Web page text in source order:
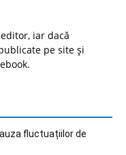
iar dacă
pe site și
fluctuațiilor de